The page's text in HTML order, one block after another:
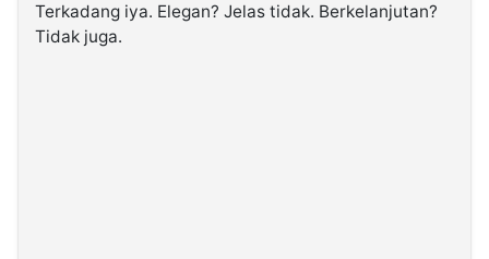
Terkadang iya. Elegan? Jelas tidak. Berkelanjutan?
Tidak juga.